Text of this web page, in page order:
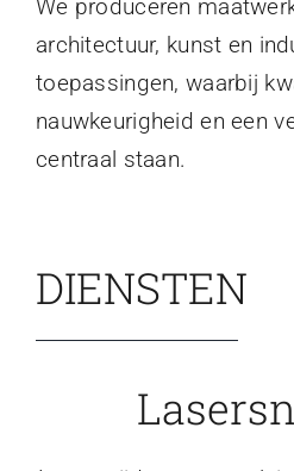
We produceren
architectuur, kunst en
toepassingen, waarbij
nauwkeurigheid en een
centraal staan.
DIENSTEN